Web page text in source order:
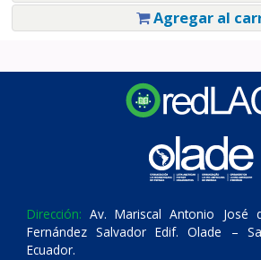
Agregar al
Dirección: Av. Mariscal Antonio José
Fernández Salvador Edif. Olade –
Ecuador.